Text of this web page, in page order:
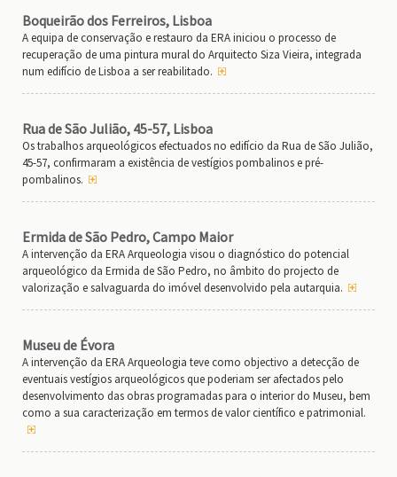
Boqueirão dos Ferreiros, Lisboa
A equipa de conservação e restauro da ERA iniciou o processo de
recuperação de uma pintura mural do Arquitecto Siza Vieira, integrada
num edifício de Lisboa a ser reabilitado.
Rua de São Julião, 45-57, Lisboa
Os trabalhos arqueológicos efectuados no edifício da Rua de São Julião,
45-57, confirmaram a existência de vestígios pombalinos e pré-
pombalinos.
Ermida de São Pedro, Campo Maior
A intervenção da ERA Arqueologia visou o diagnóstico do potencial
arqueológico da Ermida de São Pedro, no âmbito do projecto de
valorização e salvaguarda do imóvel desenvolvido pela autarquia.
Museu de Évora
A intervenção da ERA Arqueologia teve como objectivo a detecção de
eventuais vestígios arqueológicos que poderiam ser afectados pelo
desenvolvimento das obras programadas para o interior do Museu, bem
como a sua caracterização em termos de valor científico e patrimonial.